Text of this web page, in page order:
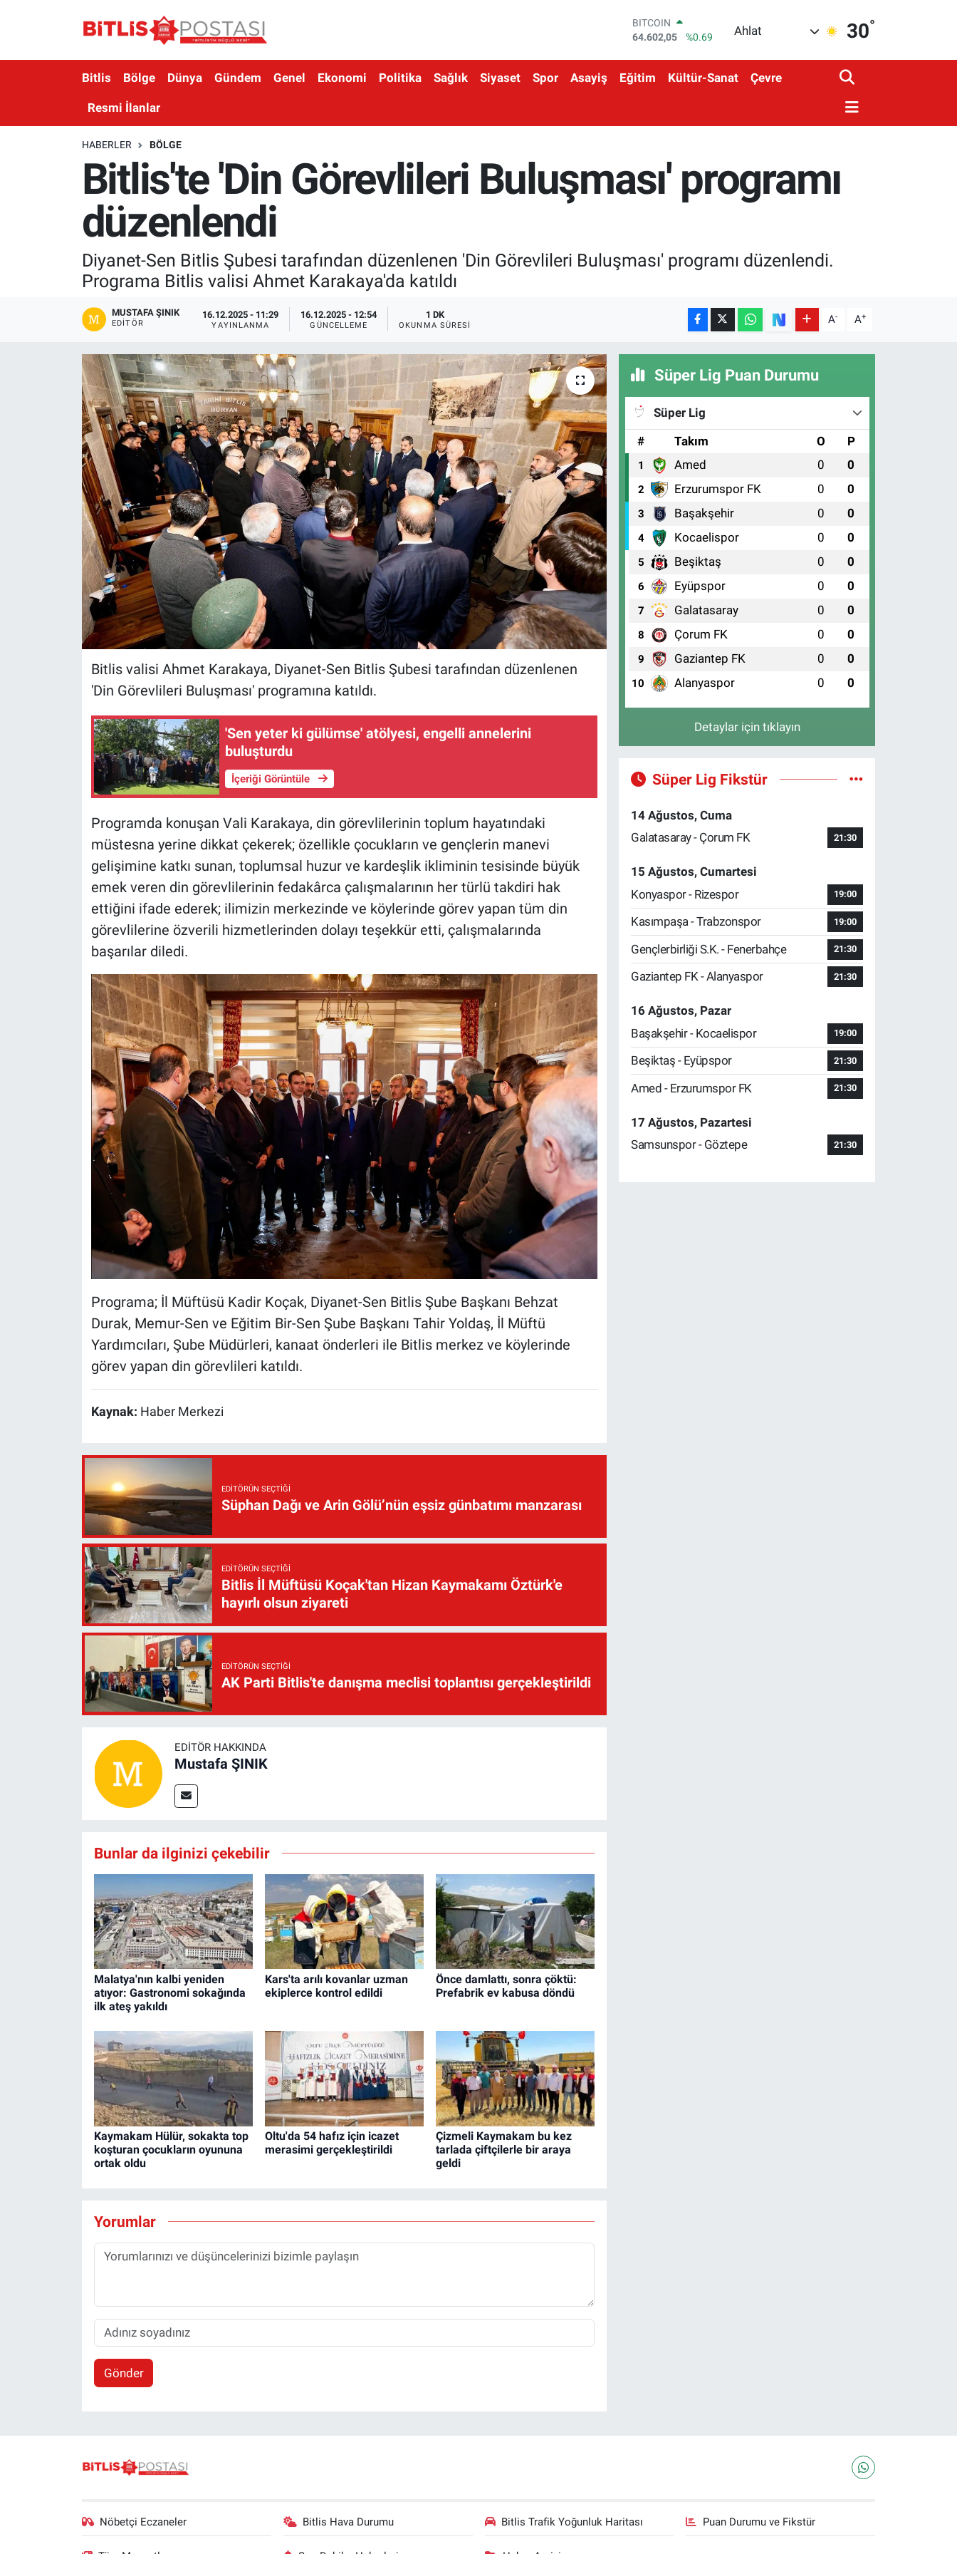
DOLAR
47,5986
%0.06
STERLİN
BITCOIN
64.602,05
%0.69
Ahlat 30°
Bitlis Bölge Dünya Gündem Genel Ekonomi Politika Sağlık Siyaset Spor Asayiş Eğitim Kültür-Sanat Çevre
Resmi İlanlar
HABERLER BÖLGE
Bitlis'te 'Din Görevlileri Buluşması' programı
düzenlendi
Diyanet-Sen Bitlis Şubesi tarafından düzenlenen 'Din Görevlileri Buluşması' programı düzenlendi.
Programa Bitlis valisi Ahmet Karakaya'da katıldı
MUSTAFA ŞINIK
EDITÖR
16.12.2025 - 11:29
YAYINLANMA
16.12.2025 - 12:54
GÜNCELLEME
1 DK
OKUNMA SÜRESI A- A+
Bitlis valisi Ahmet Karakaya, Diyanet-Sen Bitlis Şubesi tarafından düzenlenen
'Din Görevlileri Buluşması' programına katıldı.
'Sen yeter ki gülümse' atölyesi, engelli annelerini
buluşturdu
İçeriği Görüntüle
Programda konuşan Vali Karakaya, din görevlilerinin toplum hayatındaki
müstesna yerine dikkat çekerek; özellikle çocukların ve gençlerin manevi
gelişimine katkı sunan, toplumsal huzur ve kardeşlik ikliminin tesisinde büyük
emek veren din görevlilerinin fedakârca çalışmalarının her türlü takdiri hak
ettiğini ifade ederek; ilimizin merkezinde ve köylerinde görev yapan tüm din
görevlilerine özverili hizmetlerinden dolayı teşekkür etti, çalışmalarında
başarılar diledi.
Programa; İl Müftüsü Kadir Koçak, Diyanet-Sen Bitlis Şube Başkanı Behzat
Durak, Memur-Sen ve Eğitim Bir-Sen Şube Başkanı Tahir Yoldaş, İl Müftü
Yardımcıları, Şube Müdürleri, kanaat önderleri ile Bitlis merkez ve köylerinde
görev yapan din görevlileri katıldı.
Kaynak: Haber Merkezi
EDITÖRÜN SEÇTIĞI
Süphan Dağı ve Arin Gölü’nün eşsiz günbatımı manzarası
EDITÖRÜN SEÇTIĞI
Bitlis İl Müftüsü Koçak'tan Hizan Kaymakamı Öztürk'e
hayırlı olsun ziyareti
EDITÖRÜN SEÇTIĞI
AK Parti Bitlis'te danışma meclisi toplantısı gerçekleştirildi
EDITÖR HAKKINDA
Mustafa ŞINIK
Bunlar da ilginizi çekebilir
Malatya'nın kalbi yeniden
atıyor: Gastronomi sokağında
ilk ateş yakıldı
Kars'ta arılı kovanlar uzman
ekiplerce kontrol edildi
Önce damlattı, sonra çöktü:
Prefabrik ev kabusa döndü
Kaymakam Hülür, sokakta top
koşturan çocukların oyununa
ortak oldu
Oltu'da 54 hafız için icazet
merasimi gerçekleştirildi
Çizmeli Kaymakam bu kez
tarlada çiftçilerle bir araya
geldi
Yorumlar
Gönder
Süper Lig Puan Durumu
Süper Lig
#
Takım O P
1 Amed 0 0
2 Erzurumspor FK 0 0
3 Başakşehir 0 0
4 Kocaelispor 0 0
5 Beşiktaş 0 0
6 Eyüpspor 0 0
7 Galatasaray 0 0
8 Çorum FK 0 0
9 Gaziantep FK 0 0
10 Alanyaspor 0 0
Detaylar için tıklayın
Süper Lig Fikstür
14 Ağustos, Cuma
Galatasaray - Çorum FK
21:30
15 Ağustos, Cumartesi
Konyaspor - Rizespor
19:00
Kasımpaşa - Trabzonspor 19:00
Gençlerbirliği S.K. - Fenerbahçe 21:30
Gaziantep FK - Alanyaspor 21:30
16 Ağustos, Pazar
Başakşehir - Kocaelispor
19:00
Beşiktaş - Eyüpspor 21:30
Amed - Erzurumspor FK 21:30
17 Ağustos, Pazartesi
Samsunspor - Göztepe
21:30
Nöbetçi Eczaneler Bitlis Hava Durumu Bitlis Trafik Yoğunluk Haritası Puan Durumu ve Fikstür
Bölge
Ekonomi
Kültür-Sanat
Magazin
Politika
Resmi İlanlar
Bitlis Trafik Yoğunluk Haritası
Süper Lig Puan Durumu ve Fikstür
Son Dakika Haberleri
Haber Arşivi